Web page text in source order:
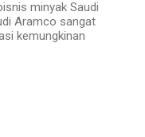
minyak Saudi
Aramco sangat
kemungkinan